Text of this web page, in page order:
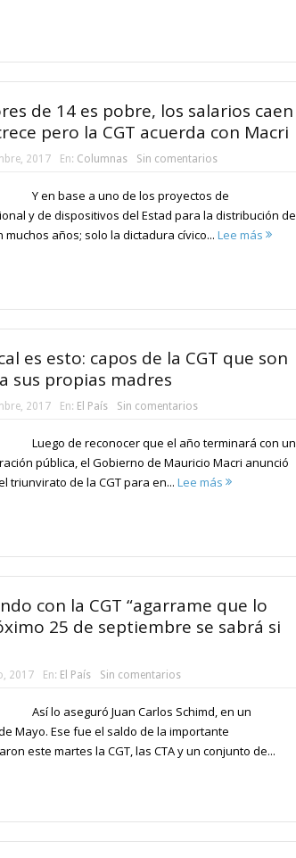
de 14 es pobre, los salarios caen
pero la CGT acuerda con Macri
2017 En: Columnas Sin comentarios
Y en base a uno de los proyectos de
y de dispositivos del Estad para la distribución de
años; solo la dictadura cívico... Lee más
es esto: capos de la CGT que son
sus propias madres
2017 En: El País Sin comentarios
Luego de reconocer que el año terminará con un
pública, el Gobierno de Mauricio Macri anunció
triunvirato de la CGT para en... Lee más
con la CGT “agarrame que lo
25 de septiembre se sabrá si
2017 En: El País Sin comentarios
Así lo aseguró Juan Carlos Schimd, en un
Mayo. Ese fue el saldo de la importante
este martes la CGT, las CTA y un conjunto de...